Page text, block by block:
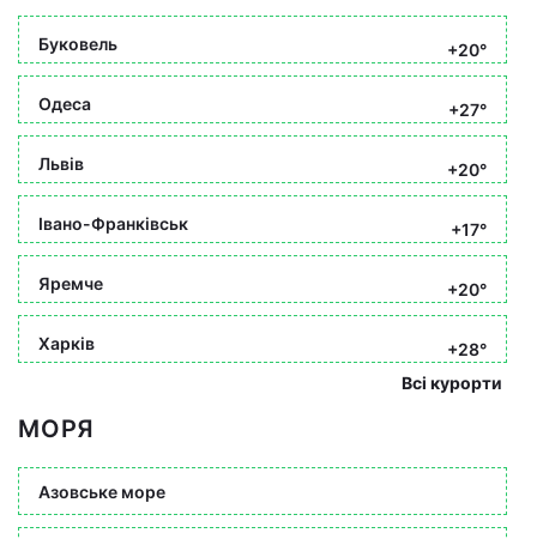
Буковель +20°
Одеса +27°
Львів +20°
Івано-Франківськ +17°
Яремче +20°
Харків
+28°
Всі курорти
МОРЯ
Азовське море